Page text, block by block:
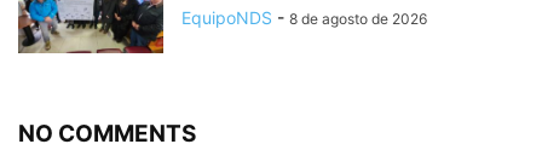
EquipoNDS - 8 de agosto de 2026
NO COMMENTS